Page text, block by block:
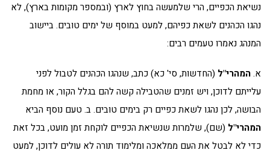
נשיאת הכפיים, הרי שלמעשה בחוץ לארץ (ובמספר מקומות בארץ), לא
נהגו הכהנים לשאת כפיהם, למעט במוסף של ימים טובים. ביישוב
המנהג נאמרו טעמים רבים:
א.המהרי"ל (החדשות, סי' כא) כתב, שנהגו הכהנים לטבול לפני
עלייתם לדוכן, ויש זמנים שהטבילה קשה להם בגלל הקור, או מחמת
הבושה, לכן נהגו לשאת כפיים רק בימים טובים. ב. טעם נוסף הביא
המהרי"ל (שם), שלמרות שנשיאת הכפיים לוקחת זמן מועט, בכל זאת
כדי לא לבטל את העם ממלאכה ומלימוד תורה לא עולים לדוכן, למעט